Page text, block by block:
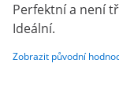
Perfektní a není
Ideální.
Zobrazit původní